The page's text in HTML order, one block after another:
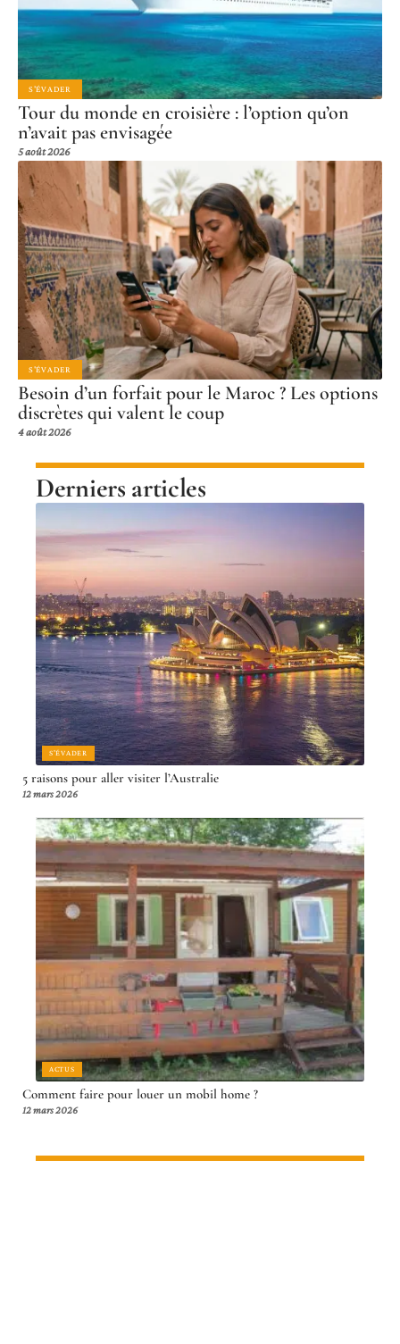
S'ÉVADER
Tour du monde en croisière : l’option qu’on
n’avait pas envisagée
5 août 2026
S'ÉVADER
Besoin d’un forfait pour le Maroc ? Les options
discrètes qui valent le coup
4 août 2026
Derniers articles
S'ÉVADER
5 raisons pour aller visiter l’Australie
12 mars 2026
ACTUS
Comment faire pour louer un mobil home ?
12 mars 2026